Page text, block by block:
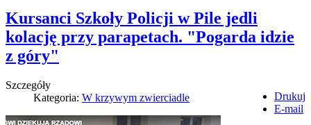
Kursanci Szkoły Policji w Pile jedli
kolację przy parapetach. "Pogarda idzie
z góry"
Drukuj
E-mail
Szczegóły
Kategoria: W krzywym zwierciadle